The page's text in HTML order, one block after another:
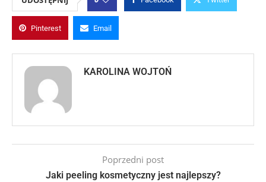
Pinterest Email
KAROLINA WOJTOŃ
Poprzedni post
Jaki peeling kosmetyczny jest najlepszy?